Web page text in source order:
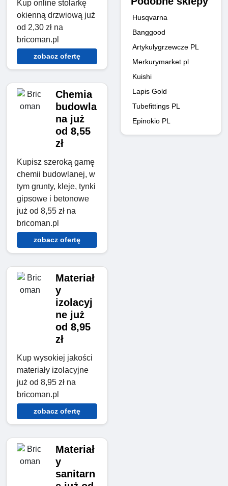
Kup online stolarkę
okienną drzwiową już
od 2,30 zł na
bricoman.pl
zobacz ofertę
Chemia
budowla
na już
od 8,55
zł
Kupisz szeroką gamę
chemii budowlanej, w
tym grunty, kleje, tynki
gipsowe i betonowe
już od 8,55 zł na
bricoman.pl
zobacz ofertę
Materiał
y
izolacyj
ne już
od 8,95
zł
Kup wysokiej jakości
materiały izolacyjne
już od 8,95 zł na
bricoman.pl
zobacz ofertę
Materiał
y
sanitarn
Husqvarna
Banggood
Artykulygrzewcze PL
Merkurymarket pl
Kuishi
Lapis Gold
Tubefittings PL
Epinokio PL